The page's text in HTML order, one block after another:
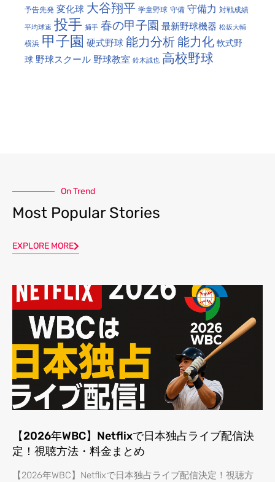
予告先発 変化球 大谷翔平 学童野球 守備 守備力 対戦成績
平均球速 投手 捕手 春の甲子園 最新野球機器 松坂大輔
横浜 甲子園 硬式野球 能力分析能力化 軟式野
球 野球スクール 野球教室 鈴木誠也 高校野球
On Trend
Most Popular Stories
EXPLORE MORE
【2026年WBC】Netflixで日本独占ライブ配信決
定！視聴方法・料金まとめ
【2026年WBC】Netflixで日本独占ライブ配信決定！視聴方